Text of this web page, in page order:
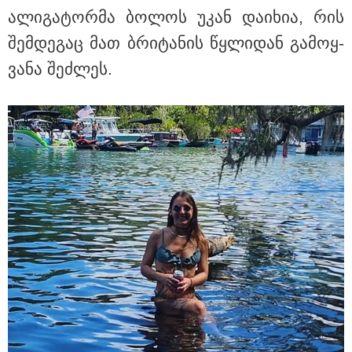
თბილისი - ბუდაპეშტი 942.70
ლარიდან
თბილისი - რომი 1364.80 ლარიდან
ალი­გა­ტორ­მა ბო­ლოს უკან და­ი­ხია, რის
შემ­დე­გაც მათ ბრი­ტა­ნის წყლი­დან გა­მოყ­
ვა­ნა შეძ­ლეს.